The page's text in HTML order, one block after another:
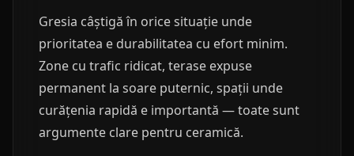
Gresia câștigă în orice situație unde
prioritatea e durabilitatea cu efort minim.
Zone cu trafic ridicat, terase expuse
permanent la soare puternic, spații unde
curățenia rapidă e importantă — toate sunt
argumente clare pentru ceramică.